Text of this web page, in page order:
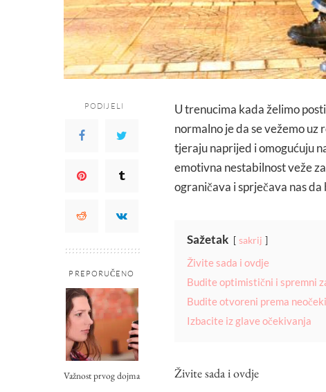
PODIJELI
PREPORUČENO
Važnost prvog dojma
U trenucima kada želimo
normalno je da se vežemo uz
tjeraju naprijed i omogućuju
emotivna nestabilnost veže
ograničava i sprječava nas
Sažetak sakrij
Živite sada i ovdje
Budite optimistični i spremni
Budite otvoreni prema
Izbacite iz glave očekivanja
Živite sada i ovdje